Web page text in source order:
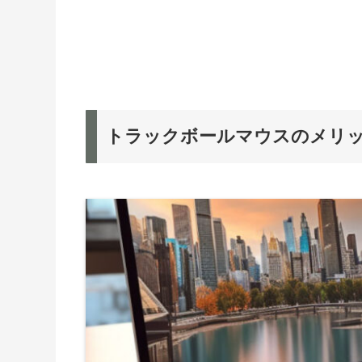
トラックボールマウスのメリ